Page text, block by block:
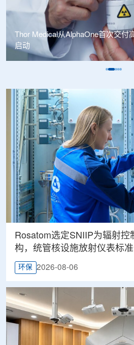
Thor Medical从AlphaOne首次交付
启动
Rosatom选定SNIIP为辐射控
构，统管核设施放射仪表标
环保 2026-08-06